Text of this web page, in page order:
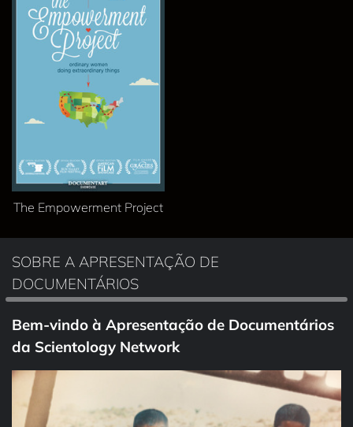
The Empowerment Project
SOBRE A APRESENTAÇÃO DE
DOCUMENTÁRIOS
Bem‑vindo à Apresentação de Documentários
da Scientology Network